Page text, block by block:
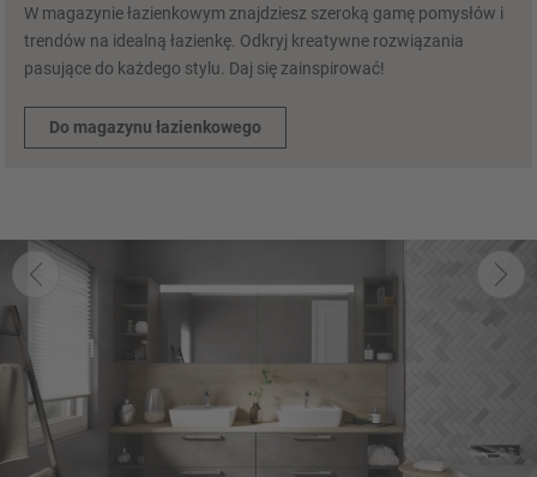
W magazynie łazienkowym znajdziesz szeroką gamę pomysłów i
trendów na idealną łazienkę. Odkryj kreatywne rozwiązania
pasujące do każdego stylu. Daj się zainspirować!
Do magazynu łazienkowego